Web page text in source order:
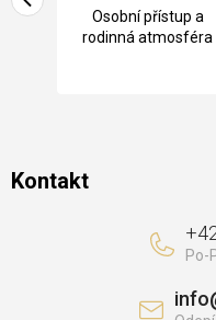
Osobní přístup a
rodinná atmosféra
Kontakt
info